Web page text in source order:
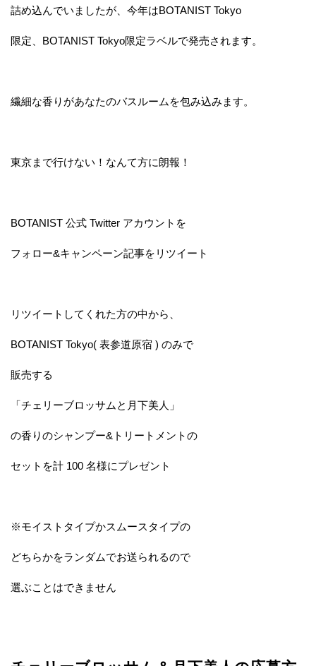
詰め込んでいましたが、今年はBOTANIST Tokyo
限定、BOTANIST Tokyo限定ラベルで発売されます。
繊細な香りがあなたのバスルームを包み込みます。
東京まで行けない！なんて方に朗報！
BOTANIST 公式 Twitter アカウントを
フォロー&キャンペーン記事をリツイート
リツイートしてくれた方の中から、
BOTANIST Tokyo( 表参道原宿 ) のみで
販売する
「チェリーブロッサムと月下美人」
の香りのシャンプー&トリートメントの
セットを計 100 名様にプレゼント
※モイストタイプかスムースタイプの
どちらかをランダムでお送られるので
選ぶことはできません